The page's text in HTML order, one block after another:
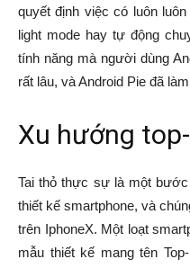
quyết định việc có luôn
light mode hay tự động
tính năng mà người dùng
rất lâu, và Android Pie đã
Xu hướng
Tai thỏ thực sự là một
thiết kế smartphone, và
trên IphoneX. Một loạt
mẫu thiết kế mang tên